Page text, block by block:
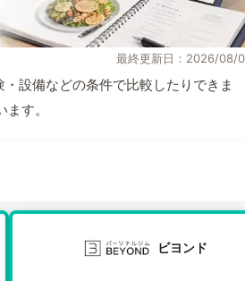
最終更新日：2026/08/
設備などの条件で比較したりできま
す。
ビヨンド